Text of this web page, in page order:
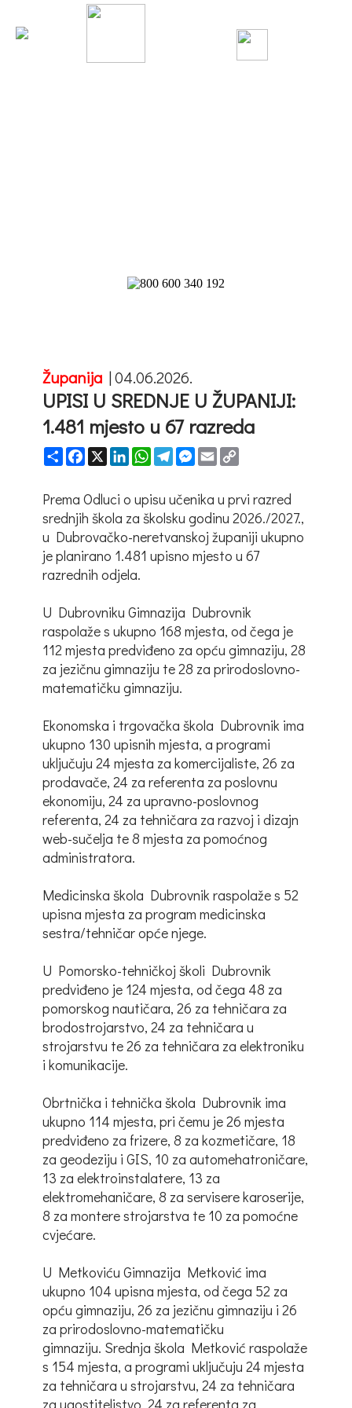
Županija |04.06.2026.
UPISI U SREDNJE U ŽUPANIJI:
1.481 mjesto u 67 razreda
ShareFacebook
X LinkedInWhatsApp
TelegramMessenger
Email
Prema Odluci o upisu učenika u prvi razred
srednjih škola za školsku godinu 2026./2027.,
u Dubrovačko-neretvanskoj županiji ukupno
je planirano 1.481 upisno mjesto u 67
razrednih odjela.
U Dubrovniku Gimnazija Dubrovnik
raspolaže s ukupno 168 mjesta, od čega je
112 mjesta predviđeno za opću gimnaziju, 28
za jezičnu gimnaziju te 28 za prirodoslovno-
matematičku gimnaziju.
Ekonomska i trgovačka škola Dubrovnik ima
ukupno 130 upisnih mjesta, a programi
uključuju 24 mjesta za komercijaliste, 26 za
prodavače, 24 za referenta za poslovnu
ekonomiju, 24 za upravno-poslovnog
referenta, 24 za tehničara za razvoj i dizajn
web-sučelja te 8 mjesta za pomoćnog
administratora.
Medicinska škola Dubrovnik raspolaže s 52
upisna mjesta za program medicinska
sestra/tehničar opće njege.
U Pomorsko-tehničkoj školi Dubrovnik
predviđeno je 124 mjesta, od čega 48 za
pomorskog nautičara, 26 za tehničara za
brodostrojarstvo, 24 za tehničara u
strojarstvu te 26 za tehničara za elektroniku
i komunikacije.
Obrtnička i tehnička škola Dubrovnik ima
ukupno 114 mjesta, pri čemu je 26 mjesta
predviđeno za frizere, 8 za kozmetičare, 18
za geodeziju i GIS, 10 za automehatroničare,
13 za elektroinstalatere, 13 za
elektromehaničare, 8 za servisere karoserije,
8 za montere strojarstva te 10 za pomoćne
cvjećare.
U Metkoviću Gimnazija Metković ima
ukupno 104 upisna mjesta, od čega 52 za
opću gimnaziju, 26 za jezičnu gimnaziju i 26
za prirodoslovno-matematičku
gimnaziju. Srednja škola Metković raspolaže
s 154 mjesta, a programi uključuju 24 mjesta
za tehničara u strojarstvu, 24 za tehničara
za ugostiteljstvo, 24 za referenta za